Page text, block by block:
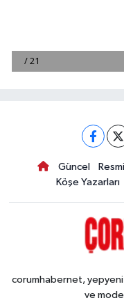
Güncel
Köşe Yazarları
corumhabernet,
ve